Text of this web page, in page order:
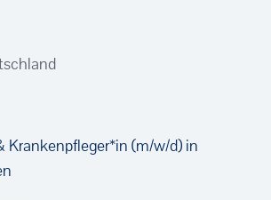
Krankenpfleger*in (m/w/d) in